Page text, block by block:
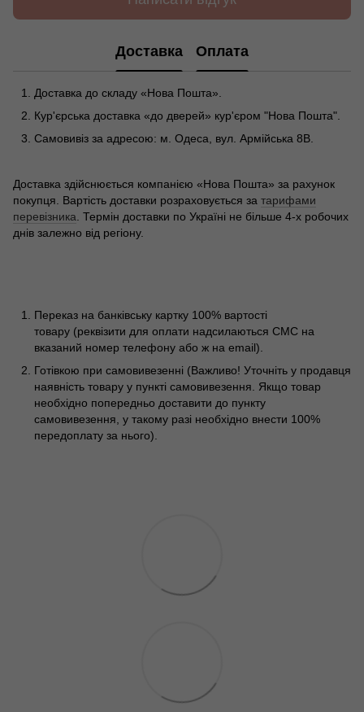
Доставка Оплата
Доставка до складу «Нова Пошта».
Кур'єрська доставка «до дверей» кур'єром "Нова Пошта".
Самовивіз за адресою: м. Одеса, вул. Армійська 8В.
Доставка здійснюється компанією «Нова Пошта» за рахунок
покупця. Вартість доставки розраховується за тарифами
перевізника . Термін доставки по Україні не більше 4-х робочих
днів залежно від регіону.
Переказ на банківську картку 100% вартості
товару (реквізити для оплати надсилаються СМС на
вказаний номер телефону або ж на email).
Готівкою при самовивезенні (Важливо! Уточніть у продавця
наявність товару у пункті самовивезення. Якщо товар
необхідно попередньо доставити до пункту
самовивезення, у такому разі необхідно внести 100%
передоплату за нього).